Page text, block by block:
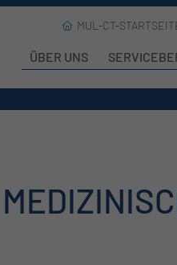
MUL-CT-
ÜBER UNS